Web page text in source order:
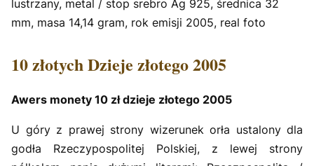
lustrzany, metal / stop srebro Ag 925, średnica 32
mm, masa 14,14 gram, rok emisji 2005, real foto
10 złotych Dzieje złotego 2005
Awers monety 10 zł dzieje złotego 2005
U góry z prawej strony wizerunek orła ustalony dla
godła Rzeczypospolitej Polskiej, z lewej strony